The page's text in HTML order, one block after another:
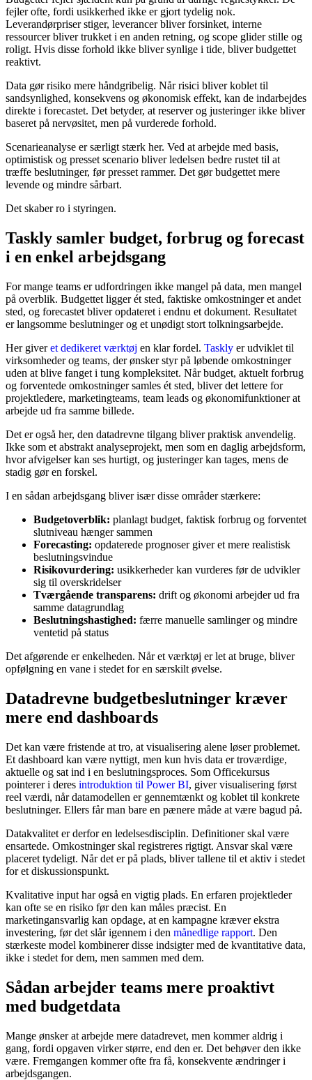
fejler ofte, fordi usikkerhed ikke er gjort tydelig nok.
Leverandørpriser stiger, leverancer bliver forsinket, interne
ressourcer bliver trukket i en anden retning, og scope glider stille og
roligt. Hvis disse forhold ikke bliver synlige i tide, bliver budgettet
reaktivt.
Data gør risiko mere håndgribelig. Når risici bliver koblet til
sandsynlighed, konsekvens og økonomisk effekt, kan de indarbejdes
direkte i forecastet. Det betyder, at reserver og justeringer ikke bliver
baseret på nervøsitet, men på vurderede forhold.
Scenarieanalyse er særligt stærk her. Ved at arbejde med basis,
optimistisk og presset scenario bliver ledelsen bedre rustet til at
træffe beslutninger, før presset rammer. Det gør budgettet mere
levende og mindre sårbart.
Det skaber ro i styringen.
Taskly samler budget, forbrug og forecast
i en enkel arbejdsgang
For mange teams er udfordringen ikke mangel på data, men mangel
på overblik. Budgettet ligger ét sted, faktiske omkostninger et andet
sted, og forecastet bliver opdateret i endnu et dokument. Resultatet
er langsomme beslutninger og et unødigt stort tolkningsarbejde.
Her giveret dedikeret værktøj en klar fordel. Taskly er udviklet til
virksomheder og teams, der ønsker styr på løbende omkostninger
uden at blive fanget i tung kompleksitet. Når budget, aktuelt forbrug
og forventede omkostninger samles ét sted, bliver det lettere for
projektledere, marketingteams, team leads og økonomifunktioner at
arbejde ud fra samme billede.
Det er også her, den datadrevne tilgang bliver praktisk anvendelig.
Ikke som et abstrakt analyseprojekt, men som en daglig arbejdsform,
hvor afvigelser kan ses hurtigt, og justeringer kan tages, mens de
stadig gør en forskel.
I en sådan arbejdsgang bliver især disse områder stærkere:
Budgetoverblik: planlagt budget, faktisk forbrug og forventet
slutniveau hænger sammen
Forecasting: opdaterede prognoser giver et mere realistisk
beslutningsvindue
Risikovurdering: usikkerheder kan vurderes før de udvikler
sig til overskridelser
Tværgående transparens: drift og økonomi arbejder ud fra
samme datagrundlag
Beslutningshastighed: færre manuelle samlinger og mindre
ventetid på status
Det afgørende er enkelheden. Når et værktøj er let at bruge, bliver
opfølgning en vane i stedet for en særskilt øvelse.
Datadrevne budgetbeslutninger kræver
mere end dashboards
Det kan være fristende at tro, at visualisering alene løser problemet.
Et dashboard kan være nyttigt, men kun hvis data er troværdige,
aktuelle og sat ind i en beslutningsproces. Som Officekursus
pointerer i deres introduktion til Power BI, giver visualisering først
reel værdi, når datamodellen er gennemtænkt og koblet til konkrete
beslutninger. Ellers får man bare en pænere måde at være bagud på.
Datakvalitet er derfor en ledelsesdisciplin. Definitioner skal være
ensartede. Omkostninger skal registreres rigtigt. Ansvar skal være
placeret tydeligt. Når det er på plads, bliver tallene til et aktiv i stedet
for et diskussionspunkt.
Kvalitative input har også en vigtig plads. En erfaren projektleder
kan ofte se en risiko før den kan måles præcist. En
marketingansvarlig kan opdage, at en kampagne kræver ekstra
investering, før det slår igennem i den månedlige rapport. Den
stærkeste model kombinerer disse indsigter med de kvantitative data,
ikke i stedet for dem, men sammen med dem.
Sådan arbejder teams mere proaktivt
med budgetdata
Mange ønsker at arbejde mere datadrevet, men kommer aldrig i
gang, fordi opgaven virker større, end den er. Det behøver den ikke
være. Fremgangen kommer ofte fra få, konsekvente ændringer i
arbejdsgangen.